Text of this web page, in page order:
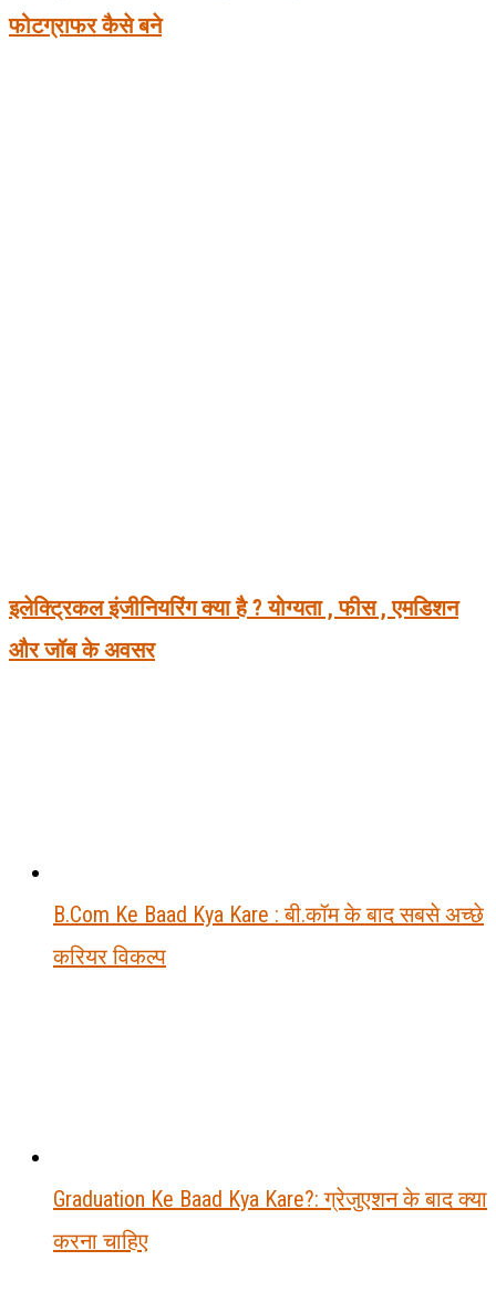
फोटग्राफर कैसे बने
इलेक्ट्रिकल इंजीनियरिंग क्या है ? योग्यता , फीस , एमडिशन
और जॉब के अवसर
B.Com Ke Baad Kya Kare : बी.कॉम के बाद सबसे अच्छे
करियर विकल्प
Graduation Ke Baad Kya Kare?: ग्रेजुएशन के बाद क्या
करना चाहिए